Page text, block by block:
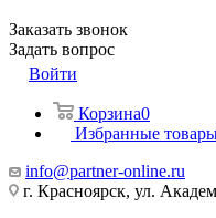
Заказать звонок
Задать вопрос
Войти
Корзина0
Избранные
info@partner-online.ru
г. Красноярск, ул.